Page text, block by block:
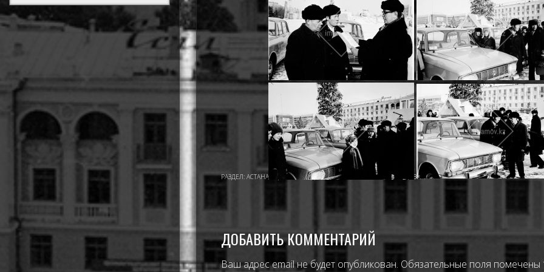
РАЗДЕЛ: АСТАНА - ЦЕЛИНОГРАД ИМАМОВ НУРМУХАМАТ ИМАМОВИЧ
ДОБАВИТЬ КОММЕНТАРИЙ
Ваш адрес email не будет опубликован. Обязательные поля помечены